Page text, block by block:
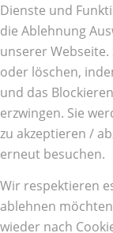
Dienste und
die Ablehnung
unserer
oder löschen,
und das
erzwingen. Sie
zu akzeptieren /
erneut besuchen.
Wir respektieren
ablehnen
wieder nach